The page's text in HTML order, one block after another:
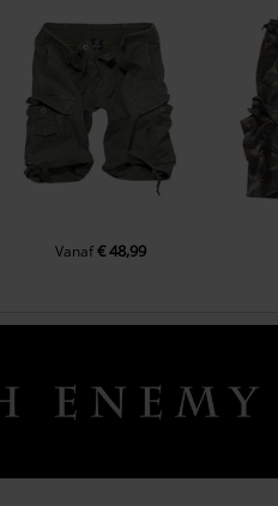
Vanaf€ 48,99